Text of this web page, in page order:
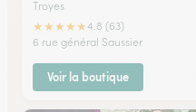
Troyes
★★★★★4.8 (63)
6 rue général Saussier
Voir la boutique